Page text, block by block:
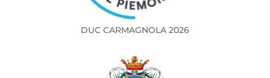
DUC CARMAGNOLA 2026